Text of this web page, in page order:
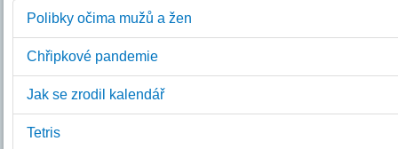
Polibky očima mužů a žen
Chřipkové pandemie
Jak se zrodil kalendář
Tetris